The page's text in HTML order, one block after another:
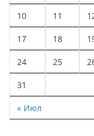
« Июл
10 11
17 18
24 25
31